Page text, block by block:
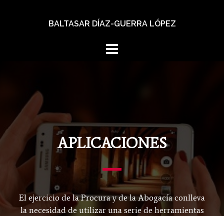
BALTASAR DÍAZ-GUERRA LÓPEZ
APLICACIONES
El ejercicio de la Procura y de la Abogacía conlleva
la necesidad de utilizar una serie de herramientas